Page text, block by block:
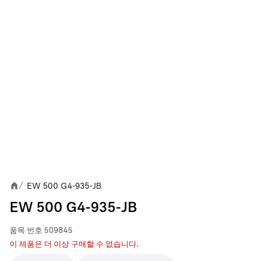
/ EW 500 G4-935-JB
EW 500 G4-935-JB
품목 번호 509845
이 제품은 더 이상 구매할 수 없습니다.